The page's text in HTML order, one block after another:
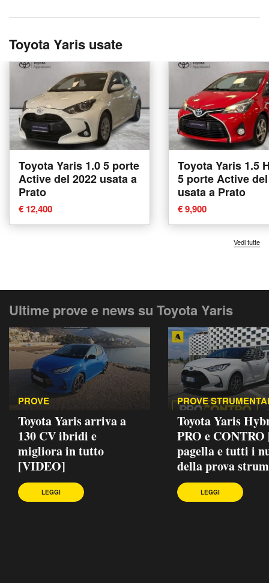
Toyota Yaris usate
Toyota Yaris 1.0 5 porte
Active del 2022 usata a
Prato
€ 12,400
Toyota Yaris 1.5
5 porte Active
usata a Prato
€ 9,900
Vedi tutte
Ultime prove e news su Toyota Yaris
PROVE
Toyota Yaris arriva a
130 CV ibridi e
migliora in tutto
[VIDEO]
LEGGI
PROVE
Toyota Yaris
PRO e CONTRO
pagella e tutti i
della prova
LEGGI